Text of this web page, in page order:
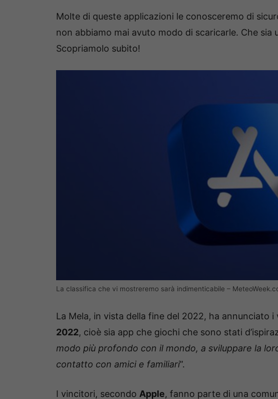
Molte di queste applicazioni le conosceremo di
non abbiamo mai avuto modo di scaricarle. Che
Scopriamolo subito!
La classifica che vi mostreremo sarà indimenticabile –
La Mela, in vista della fine del 2022, ha annunciato
2022, cioè sia app che giochi che sono stati
modo più profondo con il mondo, a sviluppare la
contatto con amici e familiari​”.
I vincitori, secondo Apple, fanno parte di una